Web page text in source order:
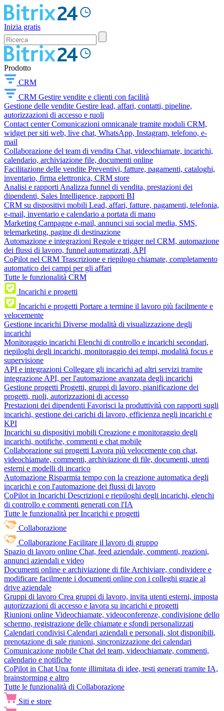
Inizia gratis
Prodotto
CRM
CRM Gestire vendite e clienti con facilità
Gestione delle vendite Gestire lead, affari, contatti, pipeline,
autorizzazioni di accesso e ruoli
Contact center Comunicazioni omnicanale tramite moduli CRM,
widget per siti web, live chat, WhatsApp, Instagram, telefono, e-
mail
Collaborazione del team di vendita Chat, videochiamate, incarichi,
calendario, archiviazione file, documenti online
Facilitazione delle vendite Preventivi, fatture, pagamenti, cataloghi,
inventario, firma elettronica, CRM store
Analisi e rapporti Analizza funnel di vendita, prestazioni dei
dipendenti, Sales Intelligence, rapporti BI
CRM su dispositivi mobili Lead, affari, fatture, pagamenti, telefonia,
e-mail, inventario e calendario a portata di mano
Marketing Campagne e-mail, annunci sui social media, SMS,
telemarketing, pagine di destinazione
Automazione e integrazioni Regole e trigger nel CRM, automazione
dei flussi di lavoro, funnel automatizzati, API
CoPilot nel CRM Trascrizione e riepilogo chiamate, completamento
automatico dei campi per gli affari
Tutte le funzionalità CRM
Incarichi e progetti
Incarichi e progetti Portare a termine il lavoro più facilmente e
velocemente
Gestione incarichi Diverse modalità di visualizzazione degli
incarichi
Monitoraggio incarichi Elenchi di controllo e incarichi secondari,
riepiloghi degli incarichi, monitoraggio dei tempi, modalità focus e
supervisione
API e integrazioni Collegare gli incarichi ad altri servizi tramite
integrazione API, per l'automazione avanzata degli incarichi
Gestione progetti Progetti, gruppi di lavoro, pianificazione dei
progetti, ruoli, autorizzazioni di accesso
Prestazioni dei dipendenti Favorisci la produttività con rapporti sugli
incarichi, gestione dei carichi di lavoro, efficienza negli incarichi e
KPI
Incarichi su dispositivi mobili Creazione e monitoraggio degli
incarichi, notifiche, commenti e chat mobile
Collaborazione sui progetti Lavora più velocemente con chat,
videochiamate, commenti, archiviazione di file, documenti, utenti
esterni e modelli di incarico
Automazione Risparmia tempo con la creazione automatica degli
incarichi e con l'automazione dei flussi di lavoro
CoPilot in Incarichi Descrizioni e riepiloghi degli incarichi, elenchi
di controllo e commenti generati con l'IA
Tutte le funzionalità per Incarichi e progetti
Collaborazione
Collaborazione Facilitare il lavoro di gruppo
Spazio di lavoro online Chat, feed aziendale, commenti, reazioni,
annunci aziendali e video
Documenti online e archiviazione di file Archiviare, condividere e
modificare facilmente i documenti online con i colleghi grazie al
drive aziendale
Gruppi di lavoro Crea gruppi di lavoro, invita utenti esterni, imposta
autorizzazioni di accesso e lavora su incarichi e progetti
Riunioni online Videochiamate, videoconferenze, condivisione dello
schermo, registrazione delle chiamate e sfondi personalizzati
Calendari condivisi Calendari aziendali e personali, slot disponibili,
prenotazione di sale riunioni, sincronizzazione dei calendari
Comunicazione mobile Chat del team, videochiamate, commenti,
calendario e notifiche
CoPilot in Chat Una fonte illimitata di idee, testi generati tramite IA,
brainstorming e altro
Tutte le funzionalità di Collaborazione
Siti e store